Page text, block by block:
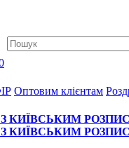
Оптовим клієнтам
КИЇВСЬКИМ
З КИЇВСЬКИМ